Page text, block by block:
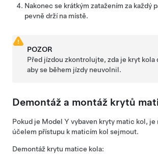
Nakonec se krátkým zatažením za každý
pevně drží na místě.
POZOR
Před jízdou zkontrolujte, zda je kryt kola
aby se během jízdy neuvolnil.
Demontáž a montáž krytů
Pokud je Model Y vybaven kryty matic kol, je
účelem přístupu k maticím kol sejmout.
Demontáž krytu matice kola: